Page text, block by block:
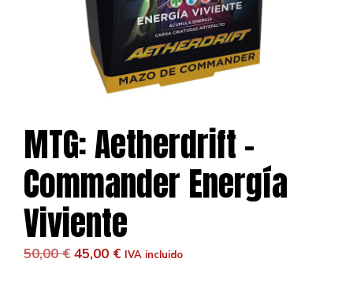
MTG: Aetherdrift –
Commander Energía
Viviente
50,00€ El
45,00 €ElIVA incluido